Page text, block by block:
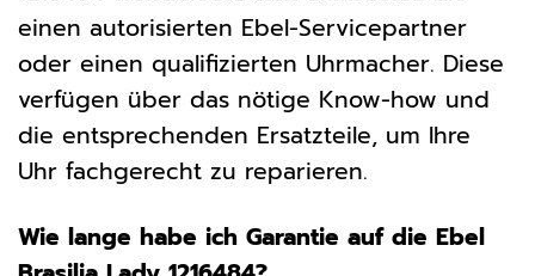
einen autorisierten Ebel-Servicepartner
oder einen qualifizierten Uhrmacher. Diese
verfügen über das nötige Know-how und
die entsprechenden Ersatzteile, um Ihre
Uhr fachgerecht zu reparieren.
Wie lange habe ich Garantie auf die Ebel